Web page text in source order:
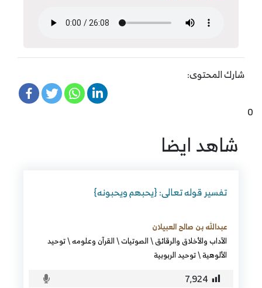
شارك المحتوى:
0
شاهد ايضا
تفسير قوله تعالى: {يحبهم ويحبونه}
عبدالله بن صالح العبيلان
الآداب والأخلاق والرقائق\الصوتيات\القرآن وعلومه\توحيد
الألوهية\توحيد الربوبية
7٬924